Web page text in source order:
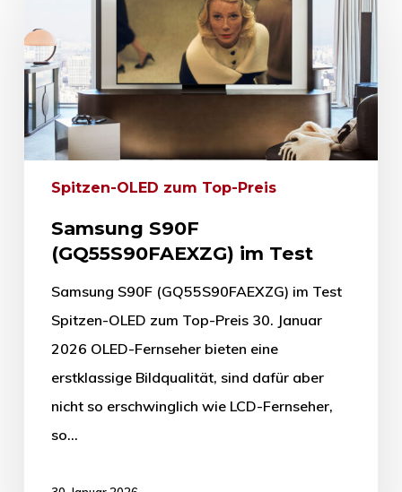
Spitzen-OLED zum Top-Preis
Samsung S90F
(GQ55S90FAEXZG) im Test
Samsung S90F (GQ55S90FAEXZG) im Test
Spitzen-OLED zum Top-Preis 30. Januar
2026 OLED-Fernseher bieten eine
erstklassige Bildqualität, sind dafür aber
nicht so erschwinglich wie LCD-Fernseher,
so…